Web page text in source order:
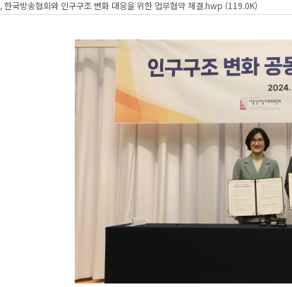
국방송협회와 인구구조 변화 대응을 위한 업무협약 체결.hwp (119.0K)